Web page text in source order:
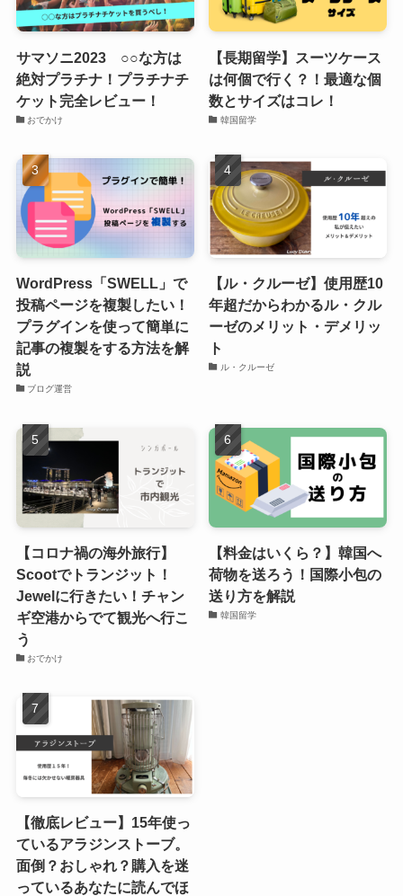
サマソニ2023 ○○な方は
絶対プラチナ！プラチナチ
ケット完全レビュー！
おでかけ
【長期留学】スーツケース
は何個で行く？！最適な個
数とサイズはコレ！
韓国留学
WordPress「SWELL」で
投稿ページを複製したい！
プラグインを使って簡単に
記事の複製をする方法を解
説
ブログ運営
【ル・クルーゼ】使用歴10
年超だからわかるル・クル
ーゼのメリット・デメリッ
ト
ル・クルーゼ
【コロナ禍の海外旅行】
Scootでトランジット！
Jewelに行きたい！チャン
ギ空港からでて観光へ行こ
う
おでかけ
【料金はいくら？】韓国へ
荷物を送ろう！国際小包の
送り方を解説
韓国留学
【徹底レビュー】15年使っ
ているアラジンストーブ。
面倒？おしゃれ？購入を迷
っているあなたに読んでほ